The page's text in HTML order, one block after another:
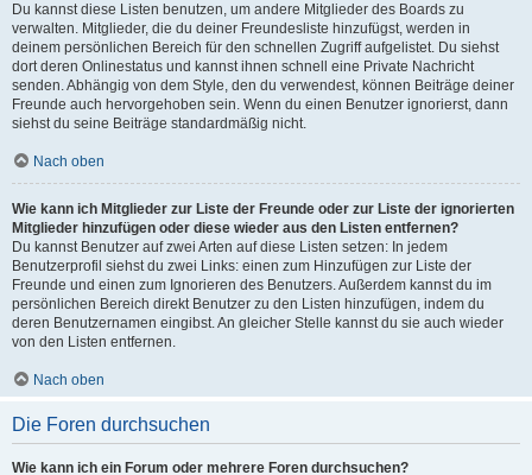
Du kannst diese Listen benutzen, um andere Mitglieder des Boards zu
verwalten. Mitglieder, die du deiner Freundesliste hinzufügst, werden in
deinem persönlichen Bereich für den schnellen Zugriff aufgelistet. Du siehst
dort deren Onlinestatus und kannst ihnen schnell eine Private Nachricht
senden. Abhängig von dem Style, den du verwendest, können Beiträge deiner
Freunde auch hervorgehoben sein. Wenn du einen Benutzer ignorierst, dann
siehst du seine Beiträge standardmäßig nicht.
Nach oben
Wie kann ich Mitglieder zur Liste der Freunde oder zur Liste der ignorierten
Mitglieder hinzufügen oder diese wieder aus den Listen entfernen?
Du kannst Benutzer auf zwei Arten auf diese Listen setzen: In jedem
Benutzerprofil siehst du zwei Links: einen zum Hinzufügen zur Liste der
Freunde und einen zum Ignorieren des Benutzers. Außerdem kannst du im
persönlichen Bereich direkt Benutzer zu den Listen hinzufügen, indem du
deren Benutzernamen eingibst. An gleicher Stelle kannst du sie auch wieder
von den Listen entfernen.
Nach oben
Die Foren durchsuchen
Wie kann ich ein Forum oder mehrere Foren durchsuchen?